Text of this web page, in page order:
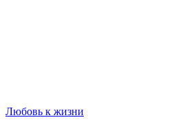
Любовь к жизни